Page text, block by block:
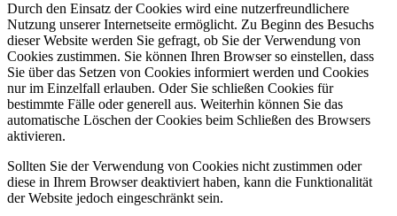
Durch den Einsatz der Cookies wird eine nutzerfreundlichere
Nutzung unserer Internetseite ermöglicht. Zu Beginn des Besuchs
dieser Website werden Sie gefragt, ob Sie der Verwendung von
Cookies zustimmen. Sie können Ihren Browser so einstellen, dass
Sie über das Setzen von Cookies informiert werden und Cookies
nur im Einzelfall erlauben. Oder Sie schließen Cookies für
bestimmte Fälle oder generell aus. Weiterhin können Sie das
automatische Löschen der Cookies beim Schließen des Browsers
aktivieren.
Sollten Sie der Verwendung von Cookies nicht zustimmen oder
diese in Ihrem Browser deaktiviert haben, kann die Funktionalität
der Website jedoch eingeschränkt sein.